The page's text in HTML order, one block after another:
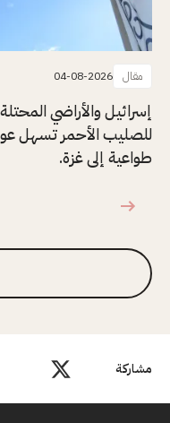
مشاركة
مقال 04-08-2026
إسرائيل والأراضي
طواعية إلى غزة.